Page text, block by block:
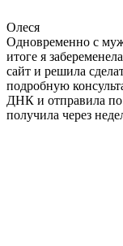
Олеся
Одновременно с
итоге я
сайт и решила
подробную
ДНК и отправила по
получила через